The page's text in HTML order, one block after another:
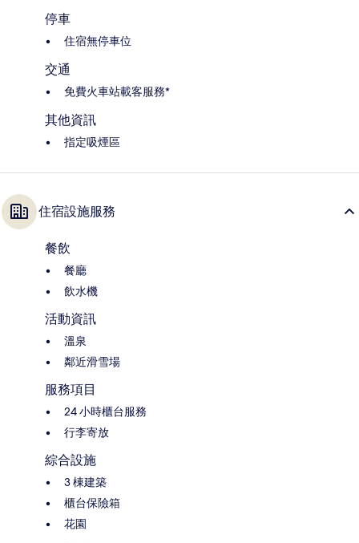
停車
住宿無停車位
交通
免費火車站載客服務*
其他資訊
指定吸煙區
住宿設施服務
餐飲
餐廳
飲水機
活動資訊
溫泉
鄰近滑雪場
服務項目
24 小時櫃台服務
行李寄放
綜合設施
3 棟建築
櫃台保險箱
花園